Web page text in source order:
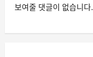
보여줄 댓글이 없습니다.